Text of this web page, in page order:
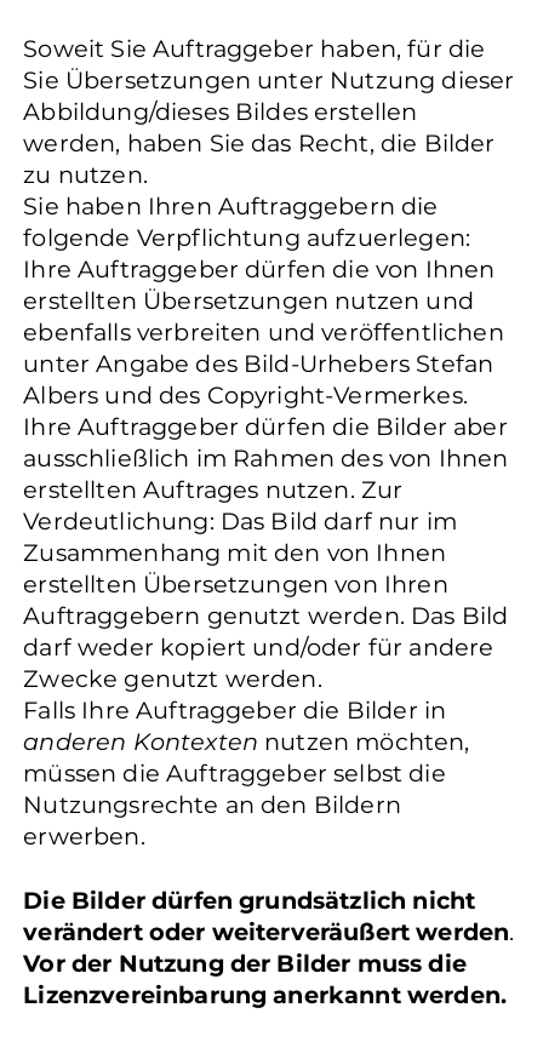
Soweit Sie Auftraggeber haben, für die
Sie Übersetzungen unter Nutzung dieser
Abbildung/dieses Bildes erstellen
werden, haben Sie das Recht, die Bilder
zu nutzen.
Sie haben Ihren Auftraggebern die
folgende Verpflichtung aufzuerlegen:
Ihre Auftraggeber dürfen die von Ihnen
erstellten Übersetzungen nutzen und
ebenfalls verbreiten und veröffentlichen
unter Angabe des Bild-Urhebers Stefan
Albers und des Copyright-Vermerkes.
Ihre Auftraggeber dürfen die Bilder aber
ausschließlich im Rahmen des von Ihnen
erstellten Auftrages nutzen. Zur
Verdeutlichung: Das Bild darf nur im
Zusammenhang mit den von Ihnen
erstellten Übersetzungen von Ihren
Auftraggebern genutzt werden. Das Bild
darf weder kopiert und/oder für andere
Zwecke genutzt werden.
Falls Ihre Auftraggeber die Bilder in
anderen Kontexten nutzen möchten,
müssen die Auftraggeber selbst die
Nutzungsrechte an den Bildern
erwerben.
Die Bilder dürfen grundsätzlich nicht
verändert oder weiterveräußert werden.
Vor der Nutzung der Bilder muss die
Lizenzvereinbarung anerkannt werden.